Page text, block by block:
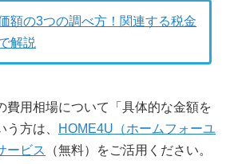
額の3つの調べ方！関連する税金
解説
費用相場について「具体的な金額を
方は、
HOME4U（ホームフォーユ
ービス
（無料）をご活用ください。